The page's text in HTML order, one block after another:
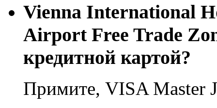
Vienna International
Airport Free Trade
кредитной картой?
Примите, VISA Master